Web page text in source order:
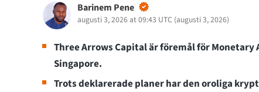
Barinem Pene
augusti 3, 2026 at 09:43 UTC (augusti 3, 2026)
Three Arrows Capital är föremål för
Singapore.
Trots deklarerade planer har den oroliga